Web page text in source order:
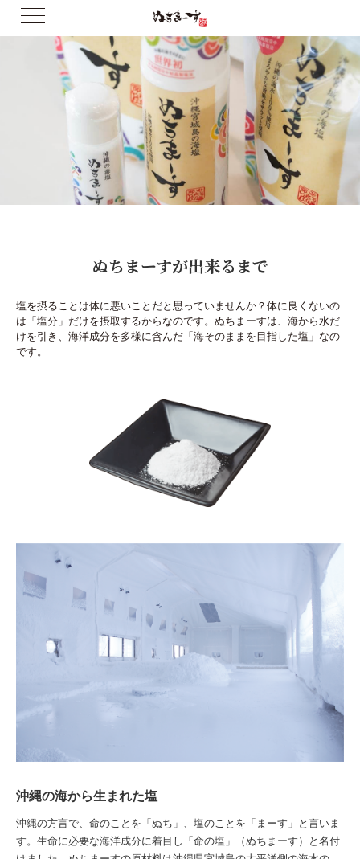
ぬちまーすが出来るまで
塩を摂ることは体に悪いことだと思っていませんか？体に良くないの
は「塩分」だけを摂取するからなのです。ぬちまーすは、海から水だ
けを引き、海洋成分を多様に含んだ「海そのままを目指した塩」なの
です。
沖縄の海から生まれた塩
沖縄の方言で、命のことを「ぬち」、塩のことを「まーす」と言いま
す。生命に必要な海洋成分に着目し「命の塩」（ぬちまーす）と名付